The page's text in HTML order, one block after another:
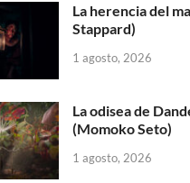
La herencia del
Stappard)
1 agosto, 2026
La odisea de
(Momoko Seto)
1 agosto, 2026